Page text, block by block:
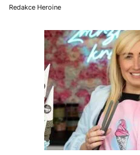
Redakce Heroine